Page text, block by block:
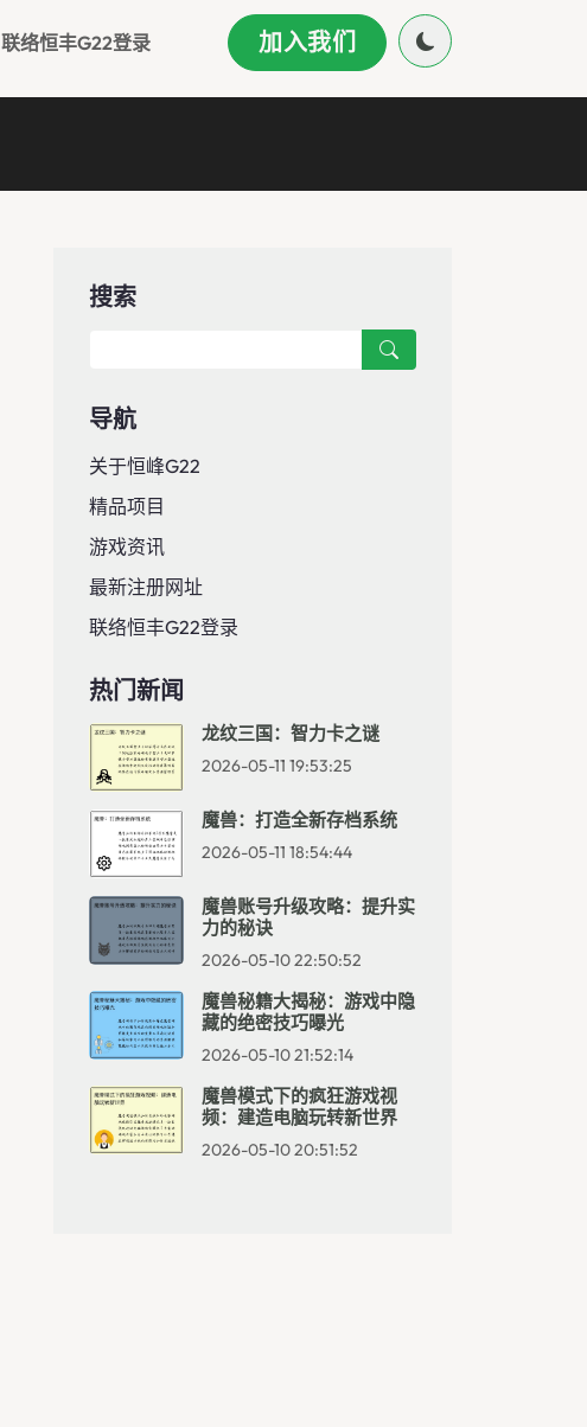
联络恒丰g22登录 加入我们
搜索
导航
关于恒峰g22
精品项目
游戏资讯
最新注册网址
联络恒丰g22登录
热门新闻
龙纹三国：智力卡之谜
2026-05-11 19:53:25
魔兽：打造全新存档系统
2026-05-11 18:54:44
魔兽账号升级攻略：提升实
力的秘诀
2026-05-10 22:50:52
魔兽秘籍大揭秘：游戏中隐
藏的绝密技巧曝光
2026-05-10 21:52:14
魔兽模式下的疯狂游戏视
频：建造电脑玩转新世界
2026-05-10 20:51:52